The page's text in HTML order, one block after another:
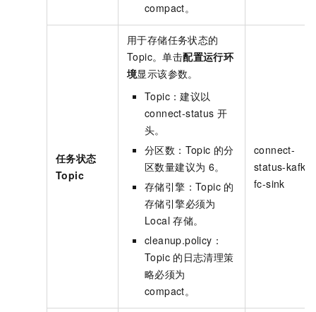
compact。
任务状态
Topic
用于存储任务状态的
Topic。单击配置运行环
境显示该参数。
Topic：建议以
connect-status 开
头。
分区数：Topic 的分
区数量建议为 6。
存储引擎：Topic 的
存储引擎必须为
Local 存储。
cleanup.policy：
Topic 的日志清理策
略必须为
compact。
connect-
status-kafka-
fc-sink